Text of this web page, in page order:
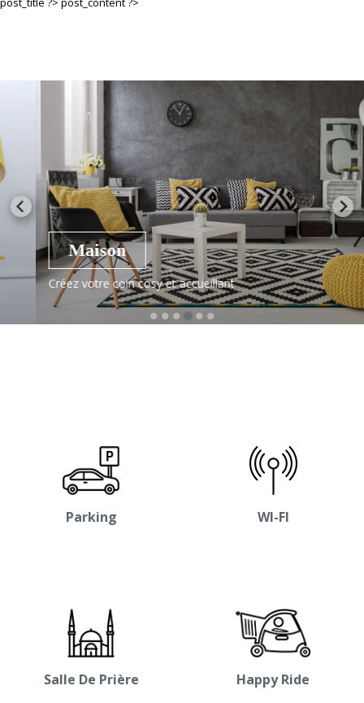
Maison
Créez votre coin cosy et accueillant
Parking WI-FI
Salle De Prière Happy Ride